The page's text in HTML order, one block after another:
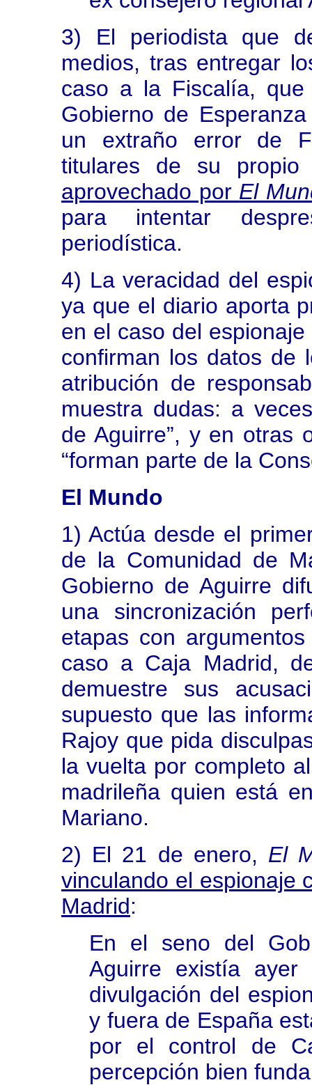
3) El periodista que
medios, tras entregar
caso a la Fiscalía,
Gobierno de
un extraño error de
titulares de su
aprovechado por El
para intentar
periodística.
4) La veracidad del
ya que el diario aporta
en el caso del
confirman los datos de
atribución de
muestra dudas: a
de Aguirre”, y en otras
“forman parte de la
El Mundo
1) Actúa desde el
de la Comunidad de
Gobierno de Aguirre
una sincronización
etapas con
caso a Caja Madrid,
demuestre sus
supuesto que las
Rajoy que pida
la vuelta por completo
madrileña quien está
Mariano.
2) El 21 de enero, El
vinculando el espionaje
Madrid:
En el seno del
Aguirre existía
divulgación del
y fuera de España
por el control de
percepción bien